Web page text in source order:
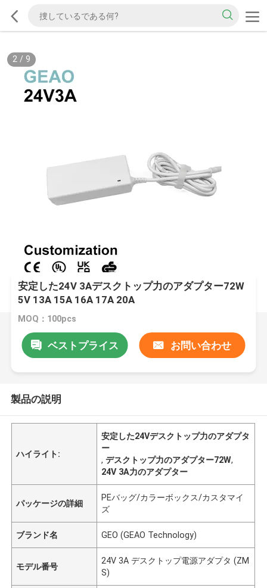
2/ 9
安定した24V 3Aデスクトップ力のアダプター72W
5V 13A 15A 16A 17A 20A
MOQ：100pcs
ベストプライス お問い合わせ
製品の説明
ハイライト:
安定した24Vデスクトップ力のアダプタ
ー
,デスクトップ力のアダプター72W,
24V 3A力のアダプター
パッケージの詳細
PEバッグ/カラーボックス/カスタマイ
ズ
ブランド名 GEO (GEAO Technology)
モデル番号
24V 3A デスクトップ電源アダプタ (ZM
S)